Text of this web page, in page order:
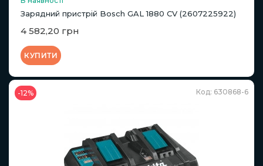
Зарядний пристрій Bosch GAL 1880 CV (2607225922)
4 582,20 грн
КУПИТИ
-12% Код: 630868-6